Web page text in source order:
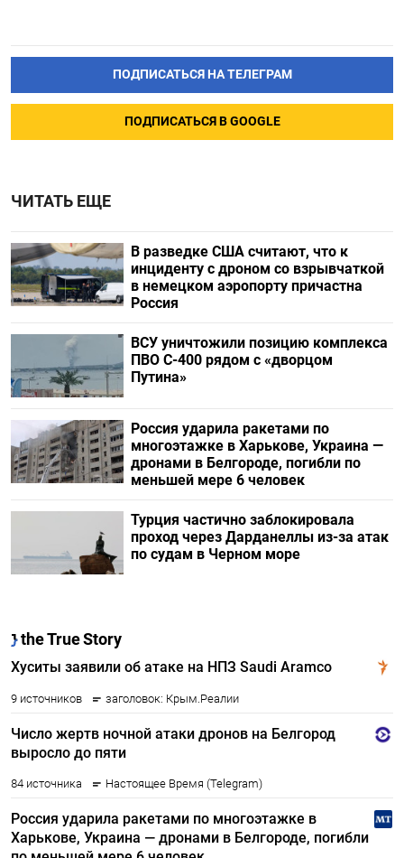
ПОДПИСАТЬСЯ НА ТЕЛЕГРАМ
ПОДПИСАТЬСЯ В GOOGLE
ЧИТАТЬ ЕЩЕ
В разведке США считают, что к
инциденту с дроном со взрывчаткой
в немецком аэропорту причастна
Россия
ВСУ уничтожили позицию комплекса
ПВО С-400 рядом с «дворцом
Путина»
Россия ударила ракетами по
многоэтажке в Харькове, Украина —
дронами в Белгороде, погибли по
меньшей мере 6 человек
Турция частично заблокировала
проход через Дарданеллы из-за атак
по судам в Черном море